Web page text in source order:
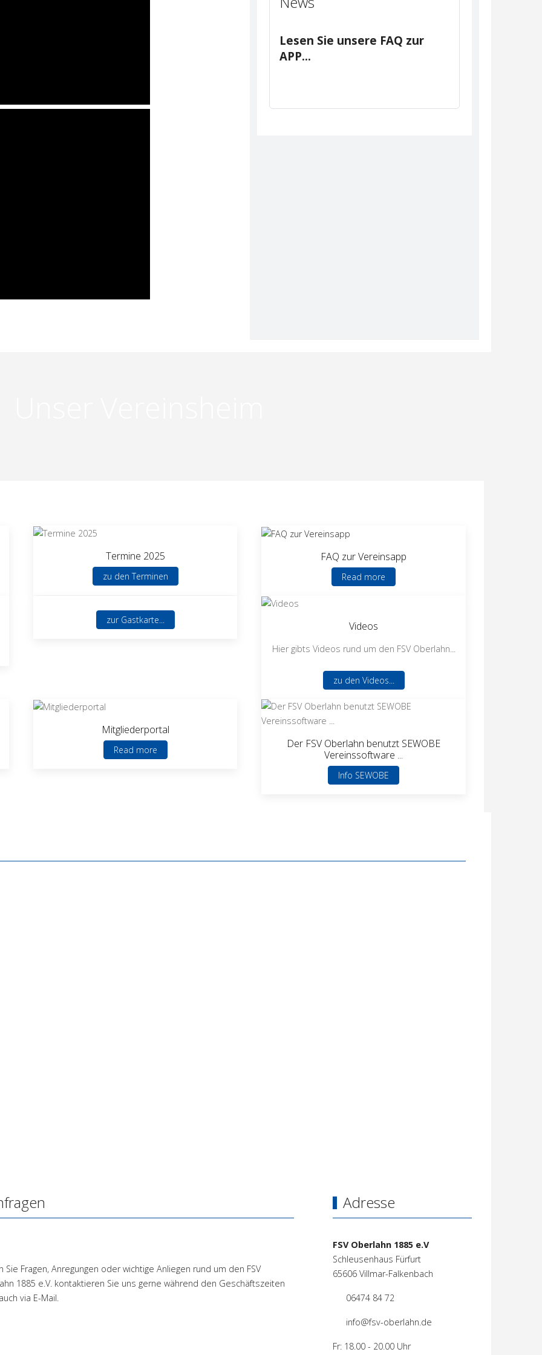
Lesen Sie unsere FAQ zur
APP...
Termine 2025
zu den Terminen
FAQ zur Vereinsapp
Read more
zur Gastkarte... Videos
Hier gibts Videos rund um den FSV Oberlahn...
zu den Videos...
Mitgliederportal
Read more
Der FSV Oberlahn benutzt SEWOBE
Vereinssoftware ...
Info SEWOBE
Sie Fragen, Anregungen oder wichtige Anliegen rund um den FSV
1885 e.V. kontaktieren Sie uns gerne während den Geschäftszeiten
via E-Mail.
Adresse
FSV Oberlahn 1885 e.V
Schleusenhaus Fürfurt
65606 Villmar-Falkenbach
06474 84 72
info@fsv-oberlahn.de
Fr: 18.00 - 20.00 Uhr